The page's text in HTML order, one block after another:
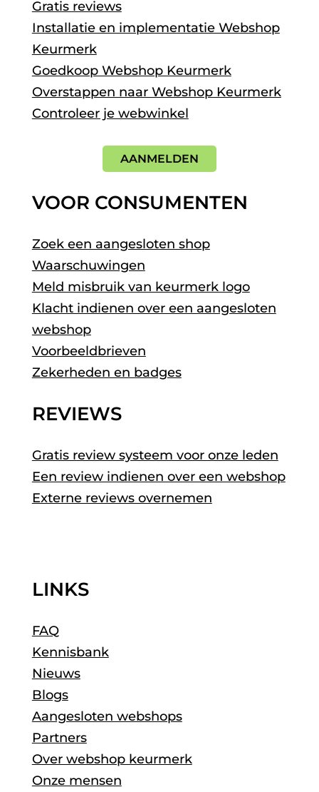
Gratis reviews
Installatie en implementatie Webshop
Keurmerk
Goedkoop Webshop Keurmerk
Overstappen naar Webshop Keurmerk
Controleer je webwinkel
AANMELDEN
VOOR CONSUMENTEN
Zoek een aangesloten shop
Waarschuwingen
Meld misbruik van keurmerk logo
Klacht indienen over een aangesloten
webshop
Voorbeeldbrieven
Zekerheden en badges
REVIEWS
Gratis review systeem voor onze leden
Een review indienen over een webshop
Externe reviews overnemen
LINKS
FAQ
Kennisbank
Nieuws
Blogs
Aangesloten webshops
Partners
Over webshop keurmerk
Onze mensen